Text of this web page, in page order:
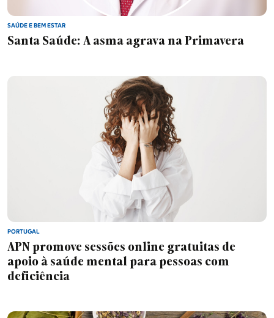
SAÚDE E BEM ESTAR
Santa Saúde: A asma agrava na Primavera
PORTUGAL
APN promove sessões online gratuitas de
apoio à saúde mental para pessoas com
deficiência